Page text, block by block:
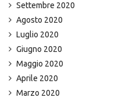
Settembre 2020
Agosto 2020
Luglio 2020
Giugno 2020
Maggio 2020
Aprile 2020
Marzo 2020